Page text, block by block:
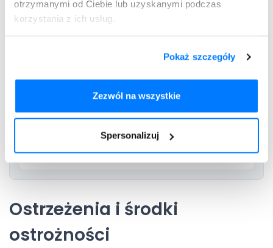
otrzymanymi od Ciebie lub uzyskanymi podczas
korzystania z ich usług.
Pokaż szczegóły
Zezwól na wszystkie
Spersonalizuj
lub farmaceutą.
Dodaj do
recepty
Ostrzeżenia i środki
ostrożności